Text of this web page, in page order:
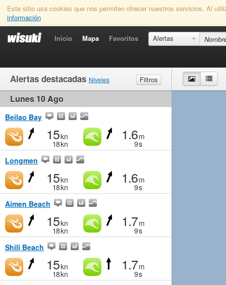
Este sitio usa cookies que nos permiten ofrecer nuestros servicios. Al
información
Inicio Mapa Favoritos Alertas
Alertas destacadas Niveles
Filtros
Viento
Olas
Lunes 10 Ago
Beilao Bay
15kn
18kn
1.6m
9s
Longmen
15kn
18kn
1.6m
9s
Aimen Beach
15kn
18kn
1.7m
9s
Shili Beach
15kn
18kn
1.7m
9s
Mapa